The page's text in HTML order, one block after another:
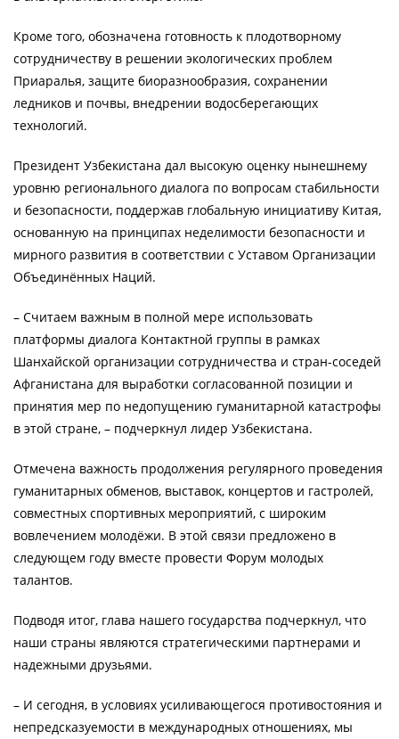
Кроме того, обозначена готовность к плодотворному
сотрудничеству в решении экологических проблем
Приаралья, защите биоразнообразия, сохранении
ледников и почвы, внедрении водосберегающих
технологий.
Президент Узбекистана дал высокую оценку нынешнему
уровню регионального диалога по вопросам стабильности
и безопасности, поддержав глобальную инициативу Китая,
основанную на принципах неделимости безопасности и
мирного развития в соответствии с Уставом Организации
Объединённых Наций.
– Считаем важным в полной мере использовать
платформы диалога Контактной группы в рамках
Шанхайской организации сотрудничества и стран-соседей
Афганистана для выработки согласованной позиции и
принятия мер по недопущению гуманитарной катастрофы
в этой стране, – подчеркнул лидер Узбекистана.
Отмечена важность продолжения регулярного проведения
гуманитарных обменов, выставок, концертов и гастролей,
совместных спортивных мероприятий, с широким
вовлечением молодёжи. В этой связи предложено в
следующем году вместе провести Форум молодых
талантов.
Подводя итог, глава нашего государства подчеркнул, что
наши страны являются стратегическими партнерами и
надежными друзьями.
– И сегодня, в условиях усиливающегося противостояния и
непредсказуемости в международных отношениях, мы